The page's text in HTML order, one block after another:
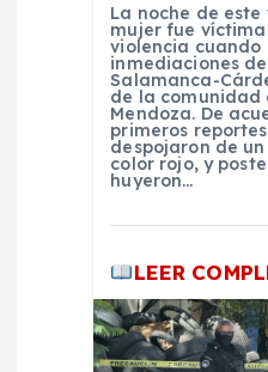
La noche de este
mujer fue
violencia cuando
inmediaciones
Salamanca-
de la comunidad
Mendoza. De
primeros
despojaron de
color rojo, y
huyeron…
LEER